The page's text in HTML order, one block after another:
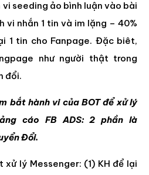
vi seeding ảo bình luận vào bài
vi nhắn 1 tin và im lặng – 40%
1 tin cho Fanpage. Đặc biêt,
như người thật trong
đổi.
bắt hành vi của BOT để xử lý
cáo FB ADS: 2 phần là
Đổi.
lý Messenger: (1) KH để lại